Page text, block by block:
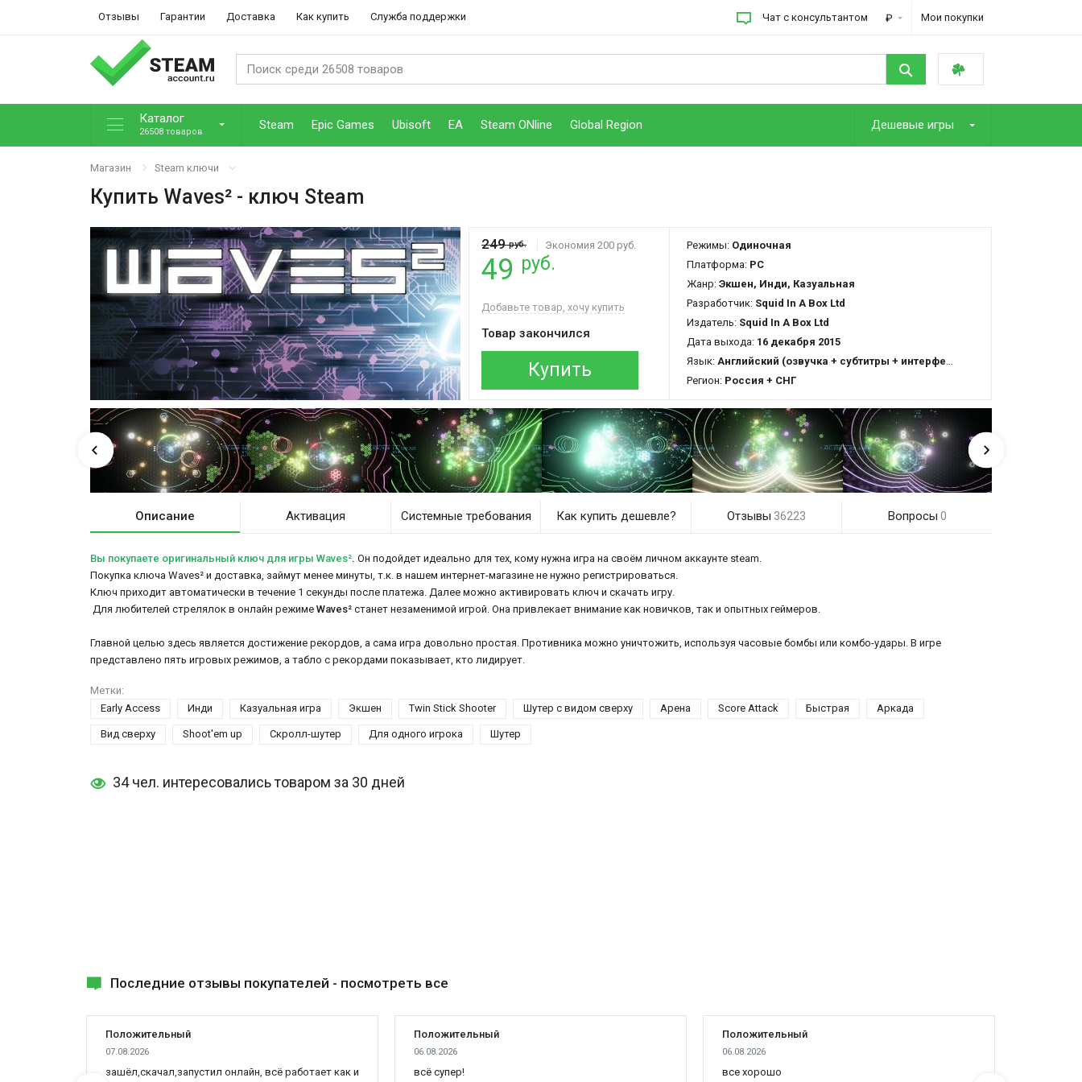
Отзывы Гарантии Доставка Как купить Служба поддержки Чат с консультантом ₽ Мои покупки
Каталог
26508 товаров Steam Epic Games Ubisoft EA Steam ONline Global Region Дешевые игры
Магазин Steam ключи
Купить Waves² - ключ Steam
249руб. Экономия 200 руб.
49 руб.
Добавьте товар, хочу купить
Товар закончился
Купить
Режимы: Одиночная
Платформа: PC
Жанр: Экшен, Инди, Казуальная
Разработчик: Squid In A Box Ltd
Издатель: Squid In A Box Ltd
Дата выхода: 16 декабря 2015
Язык: Английский (озвучка + субтитры + интерфейс)
Регион: Россия + СНГ
Описание Активация Системные требования Как купить дешевле? Отзывы 36223 Вопросы 0
Вы покупаете оригинальный ключ для игры Waves². Он подойдет идеально для тех, кому нужна игра на своём личном аккаунте steam.
Покупка ключа Waves² и доставка, займут менее минуты, т.к. в нашем интернет-магазине не нужно регистрироваться.
Ключ приходит автоматически в течение 1 секунды после платежа. Далее можно активировать ключ и скачать игру.
Для любителей стрелялок в онлайн режиме Waves² станет незаменимой игрой. Она привлекает внимание как новичков, так и опытных геймеров.
Главной целью здесь является достижение рекордов, а сама игра довольно простая. Противника можно уничтожить, используя часовые бомбы или комбо-удары. В игре
представлено пять игровых режимов, а табло с рекордами показывает, кто лидирует.
Метки:
Early Access
Инди Казуальная игра Экшен Twin Stick Shooter Шутер с видом сверху Арена Score Attack Быстрая Аркада
Вид сверху Shoot'em up Скролл-шутер Для одного игрока Шутер
34 чел. интересовались товаром за 30 дней
Последние отзывы покупателей - посмотреть все
Положительный
07.08.2026
зашёл,скачал,запустил онлайн, всё работает как и
Положительный
06.08.2026
всё супер!
Положительный
06.08.2026
все хорошо